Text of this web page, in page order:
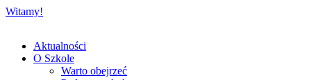
Witamy!
Aktualności
O Szkole
Warto obejrzeć